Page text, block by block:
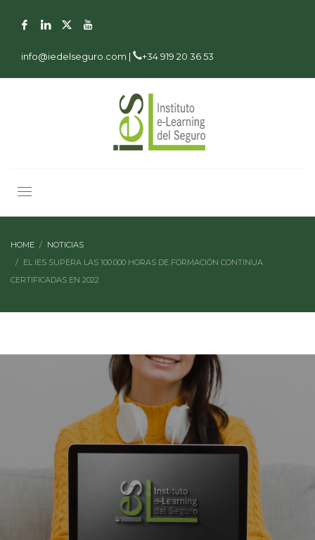
info@iedelseguro.com | +34 919 20 36 53
HOME
NOTICIAS
EL IES SUPERA LAS 100.000 HORAS DE FORMACIÓN CONTINUA
CERTIFICADAS EN 2022